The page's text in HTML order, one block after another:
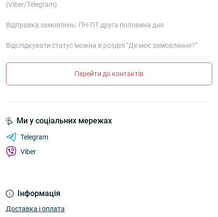
(Viber/Telegram)
Відправка замовлень: ПН-ПТ друга половина дня
Відслідкувати статус можна в розділі "Де моє замовлення?"
Перейти до контактів
Інформація
Доставка і оплата
Ми у соціальних мережах
Telegram
Viber